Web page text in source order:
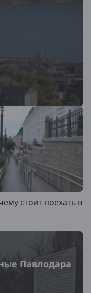
стоит поехать в
Павлодара